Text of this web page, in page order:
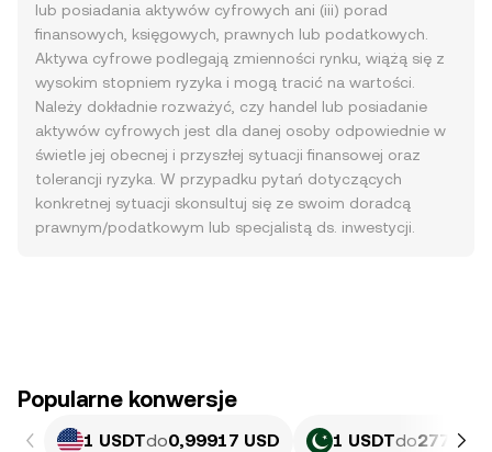
lub posiadania aktywów cyfrowych ani (iii) porad
finansowych, księgowych, prawnych lub podatkowych.
Aktywa cyfrowe podlegają zmienności rynku, wiążą się z
wysokim stopniem ryzyka i mogą tracić na wartości.
Należy dokładnie rozważyć, czy handel lub posiadanie
aktywów cyfrowych jest dla danej osoby odpowiednie w
świetle jej obecnej i przyszłej sytuacji finansowej oraz
tolerancji ryzyka. W przypadku pytań dotyczących
konkretnej sytuacji skonsultuj się ze swoim doradcą
prawnym/podatkowym lub specjalistą ds. inwestycji.
Popularne konwersje
1 USDTdo0,99917 USD 1 USDTdo277,63